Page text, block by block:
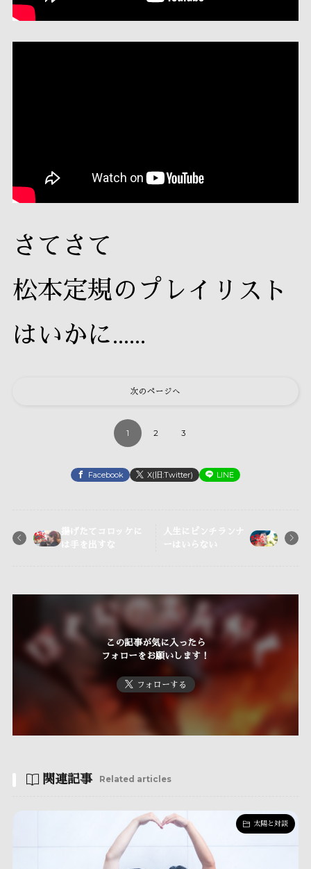
さてさて
松本定規のプレイリスト
はいかに……
次のページへ
1 2 3
Facebook X(旧:Twitter) LINE
揚げたてコロッケに
は手を出すな
人生にピンチランナ
ーはいらない
この記事が気に入ったら
フォローをお願いします！
フォローする
関連記事 Related articles
太陽と対談